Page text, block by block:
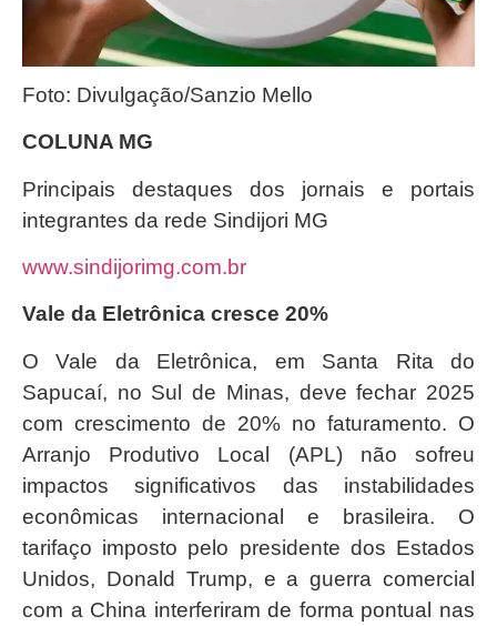
Foto: Divulgação/Sanzio Mello
COLUNA MG
Principais destaques dos jornais e portais
integrantes da rede Sindijori MG
www.sindijorimg.com.br
Vale da Eletrônica cresce 20%
O Vale da Eletrônica, em Santa Rita do
Sapucaí, no Sul de Minas, deve fechar 2025
com crescimento de 20% no faturamento. O
Arranjo Produtivo Local (APL) não sofreu
impactos significativos das instabilidades
econômicas internacional e brasileira. O
tarifaço imposto pelo presidente dos Estados
Unidos, Donald Trump, e a guerra comercial
com a China interferiram de forma pontual nas